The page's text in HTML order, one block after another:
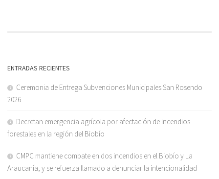
ENTRADAS RECIENTES
Ceremonia de Entrega Subvenciones Municipales San Rosendo
2026
Decretan emergencia agrícola por afectación de incendios
forestales en la región del Biobío
CMPC mantiene combate en dos incendios en el Biobío y La
Araucanía, y se refuerza llamado a denunciar la intencionalidad